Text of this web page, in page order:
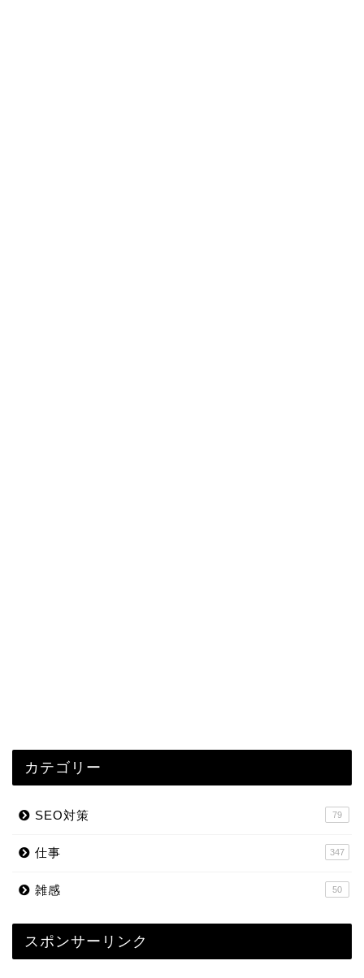
カテゴリー
SEO対策 79
仕事 347
雑感 50
スポンサーリンク